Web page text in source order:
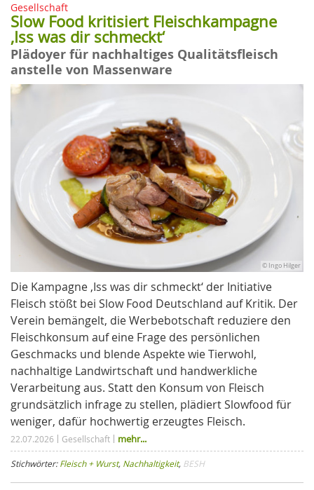
Gesellschaft
Slow Food kritisiert Fleischkampagne
‚Iss was dir schmeckt‘
Plädoyer für nachhaltiges Qualitätsfleisch
anstelle von Massenware
© Ingo Hilger
Die Kampagne ‚Iss was dir schmeckt‘ der Initiative
Fleisch stößt bei Slow Food Deutschland auf Kritik. Der
Verein bemängelt, die Werbebotschaft reduziere den
Fleischkonsum auf eine Frage des persönlichen
Geschmacks und blende Aspekte wie Tierwohl,
nachhaltige Landwirtschaft und handwerkliche
Verarbeitung aus. Statt den Konsum von Fleisch
grundsätzlich infrage zu stellen, plädiert Slowfood für
weniger, dafür hochwertig erzeugtes Fleisch.
22.07.2026 Gesellschaft mehr...
Stichwörter:Fleisch + Wurst, Nachhaltigkeit, BESH